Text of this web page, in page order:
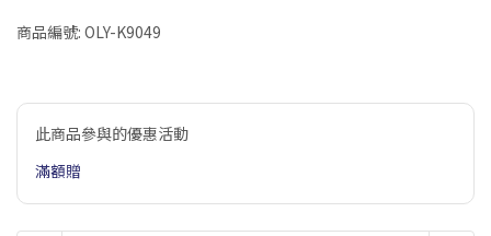
商品編號: OLY-K9049
此商品參與的優惠活動
滿額贈